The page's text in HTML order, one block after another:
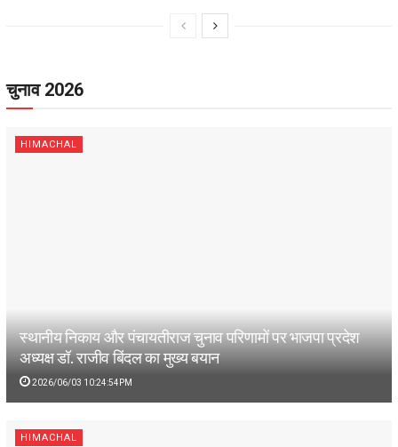
चुनाव 2026
HIMACHAL
स्थानीय निकाय और पंचायतीराज चुनाव परिणामों पर भाजपा प्रदेश
अध्यक्ष डॉ. राजीव बिंदल का मुख्य बयान
2026/06/03 10:24:54PM
HIMACHAL